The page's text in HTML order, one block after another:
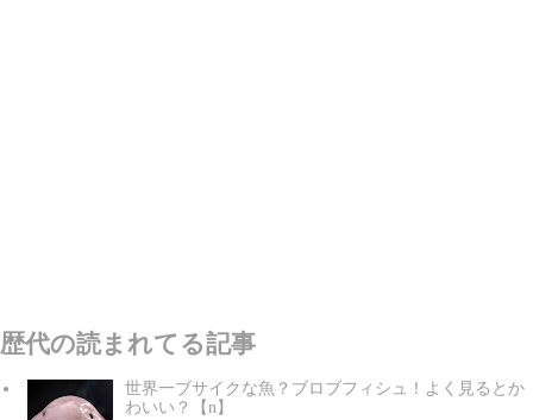
歴代の読まれてる記事
世界一ブサイクな魚？ブロブフィシュ！よく見るとか
わいい？【n】